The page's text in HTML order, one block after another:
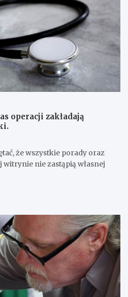
operacji zakładają
że wszystkie porady oraz
nie zastąpią własnej